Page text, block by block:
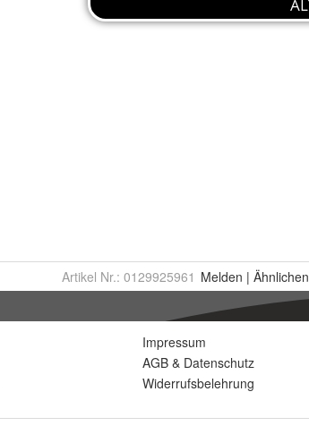
Artikel Nr.: 0129925961 Melden | Ähnlichen
Impressum
AGB & Datenschutz
Widerrufsbelehrung